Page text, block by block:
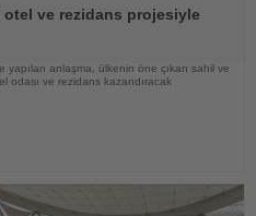
otel ve rezidans projesiyle
yapılan anlaşma, ülkenin öne çıkan sahil ve
odası ve rezidans kazandıracak